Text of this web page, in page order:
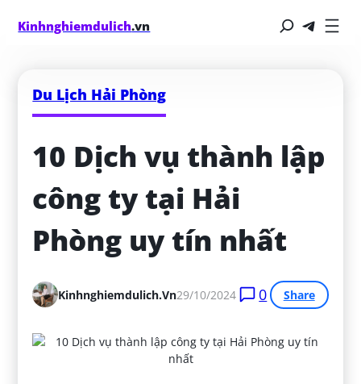
Kinhnghiemdulich.vn
Du Lịch Hải Phòng
10 Dịch vụ thành lập
công ty tại Hải
Phòng uy tín nhất
Kinhnghiemdulich.vn29/10/2024 0 Share